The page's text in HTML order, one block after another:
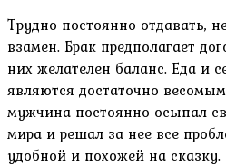
Трудно постоянно отдавать,
взамен. Брак предполагает
них желателен баланс. Еда и
являются достаточно
мужчина постоянно осыпал
мира и решал за нее все
удобной и похожей на сказку.